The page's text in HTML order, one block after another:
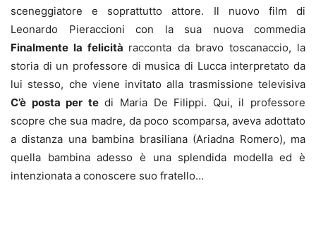
sceneggiatore e soprattutto attore. Il nuovo film di
Leonardo Pieraccioni con la sua nuova commedia
Finalmente la felicità racconta da bravo toscanaccio, la
storia di un professore di musica di Lucca interpretato da
lui stesso, che viene invitato alla trasmissione televisiva
C’è posta per tedi Maria De Filippi. Qui, il professore
scopre che sua madre, da poco scomparsa, aveva adottato
a distanza una bambina brasiliana (Ariadna Romero), ma
quella bambina adesso è una splendida modella ed è
intenzionata a conoscere suo fratello…